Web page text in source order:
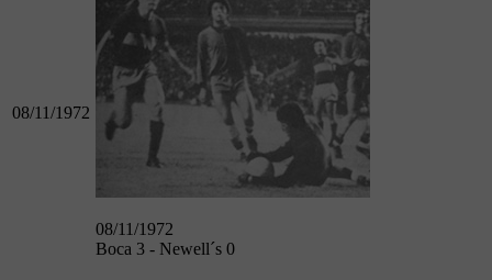
08/11/1972
08/11/1972
Boca 3 - Newell´s 0